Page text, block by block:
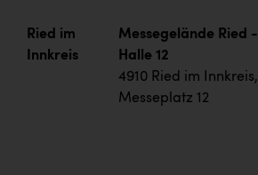
Ried im
Innkreis
Messegelände Ried -
Halle 12
4910 Ried im Innkreis,
Messeplatz 12